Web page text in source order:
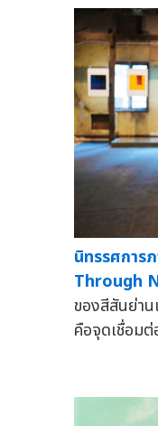
นิทรรศการ
Through
ของสีสันย่าน
คือจุดเชื่อมต่